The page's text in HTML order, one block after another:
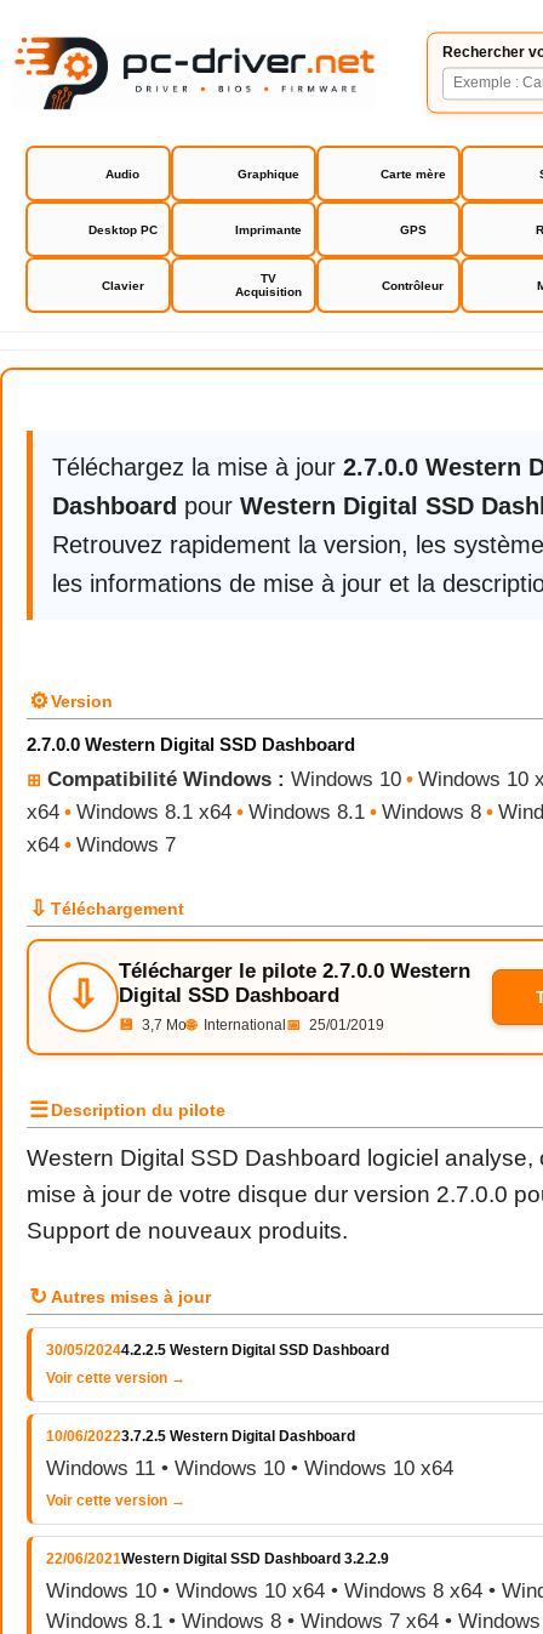
Rechercher
Audio Graphique Carte mère
Desktop PC Imprimante GPS
Clavier
TV
Acquisition
Contrôleur
Western Digital SSD Dashboard
Téléchargez la mise à jour 2.7.0.0 Western
Dashboard pour Western Digital SSD
Retrouvez rapidement la version, les
les informations de mise à jour et la
⚙Version
2.7.0.0 Western Digital SSD Dashboard
⊞ Compatibilité Windows : Windows 10 • Windows 10
x64 • Windows 8.1 x64 • Windows 8.1 • Windows 8 •
x64 • Windows 7
⇩ Téléchargement
⇩
Télécharger le pilote 2.7.0.0 Western
Digital SSD Dashboard
💾 3,7 Mo🌐 International 📅 25/01/2019
☰Description du pilote
Western Digital SSD Dashboard logiciel analyse,
mise à jour de votre disque dur version 2.7.0.0
Support de nouveaux produits.
↻ Autres mises à jour
30/05/20244.2.2.5 Western Digital SSD Dashboard
Voir cette version →
10/06/20223.7.2.5 Western Digital Dashboard
Windows 11 • Windows 10 • Windows 10 x64
Voir cette version →
22/06/2021Western Digital SSD Dashboard 3.2.2.9
Windows 10 • Windows 10 x64 • Windows 8 x64 •
Windows 8.1 • Windows 8 • Windows 7 x64 •